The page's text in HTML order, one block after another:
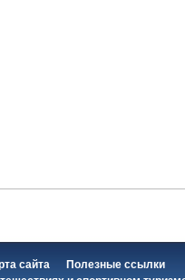
сайта
Полезные ссылки